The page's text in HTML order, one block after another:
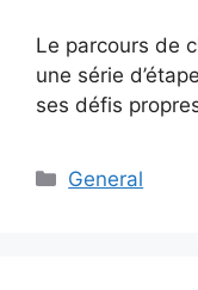
Le parcours de
une série
ses défis
Categories
General